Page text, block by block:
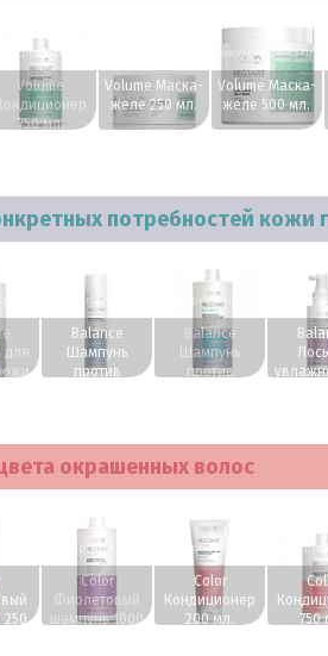
www.profhairs.ru
Volume
750 мл.
Volume Маска-
желе 250 мл.
www.profhairs.ru
Volume Маска-
желе 500 мл.
потребностей кожи
для
www.profhairs.ru
Balance
Шампунь
против
www.profhairs.ru
Balance
Шампунь
против
окрашенных волос
250
www.profhairs.ru
Color
Фиолетовый
шампунь 1000
www.profhairs.ru
Color
Кондиционер
200 мл.
750